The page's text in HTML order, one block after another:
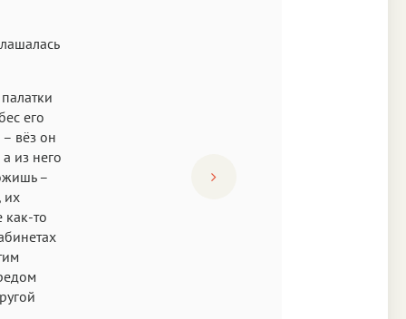
его
– вёз он
из него
–
их
как-то